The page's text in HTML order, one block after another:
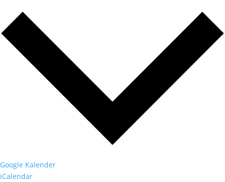
Google Kalender
iCalendar